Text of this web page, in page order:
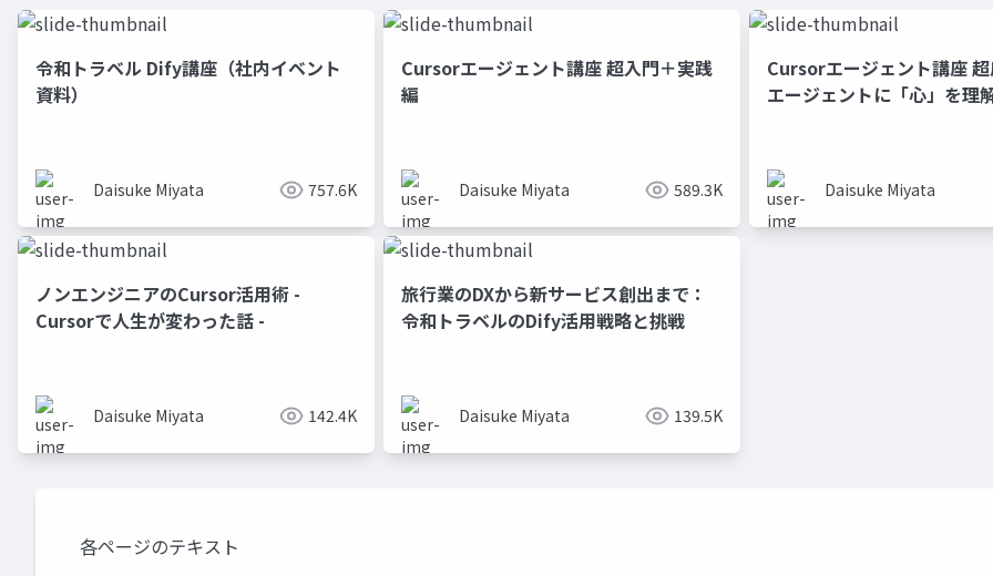
令和トラベル Dify講座（社内イベント
資料）
Daisuke Miyata 757.6K
Cursorエージェント講座 超入門＋実践
編
Daisuke Miyata 589.3K
Cursorエージェント講座
エージェントに「心」を理
Daisuke Miyata
ノンエンジニアのCursor活用術 -
Cursorで人生が変わった話 -
Daisuke Miyata 142.4K
旅行業のDXから新サービス創出まで：
令和トラベルのDify活用戦略と挑戦
Daisuke Miyata 139.5K
各ページのテキスト